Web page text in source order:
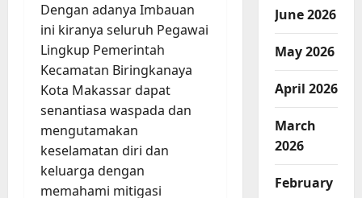
Dengan adanya Imbauan
ini kiranya seluruh Pegawai
Lingkup Pemerintah
Kecamatan Biringkanaya
Kota Makassar dapat
senantiasa waspada dan
mengutamakan
keselamatan diri dan
keluarga dengan
memahami mitigasi
June 2026
May 2026
April 2026
March
2026
February